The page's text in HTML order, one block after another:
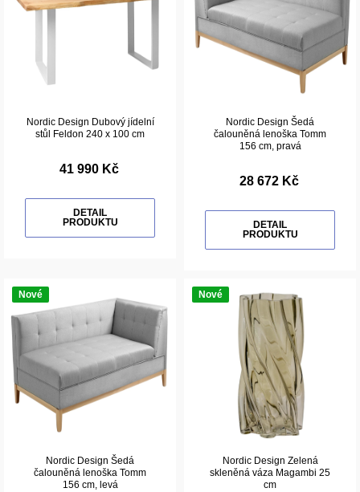
Nordic Design Dubový jídelní
stůl Feldon 240 x 100 cm
41 990 Kč
DETAIL
PRODUKTU
Nordic Design Šedá
čalouněná lenoška Tomm
156 cm, pravá
28 672 Kč
DETAIL
PRODUKTU
Nové
Nordic Design Šedá
čalouněná lenoška Tomm
156 cm, levá
Nové
Nordic Design Zelená
skleněná váza Magambi 25
cm